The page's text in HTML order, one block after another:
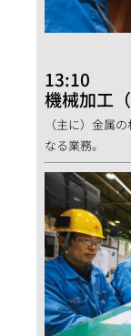
13:10
機械加工（
（主に）金属
なる業務。